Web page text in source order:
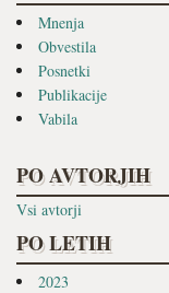
Mnenja
Obvestila
Posnetki
Publikacije
Vabila
PO AVTORJIH
Vsi avtorji
PO LETIH
2023